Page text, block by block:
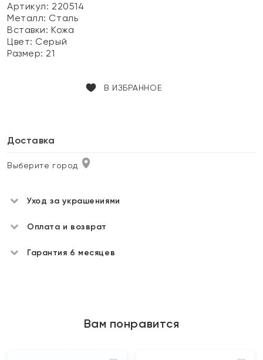
Артикул: 220514
Металл: Сталь
Вставки:Кожа
Цвет: Серый
Размер: 21
В ИЗБРАННОЕ
Доставка
Выберите город
Уход за украшениями
Оплата и возврат
Гарантия 6 месяцев
Вам понравится